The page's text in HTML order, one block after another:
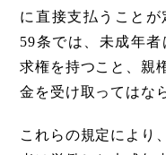
に直接支払うこと
59条では、未成年
求権を持つこと、親
金を受け取ってはな
これらの規定により